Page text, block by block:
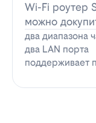
Wi-Fi роутер
можно
два диапазона
два LAN порта
поддерживает